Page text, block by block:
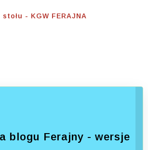
- KGW FERAJNA
blogu Ferajny - wersje